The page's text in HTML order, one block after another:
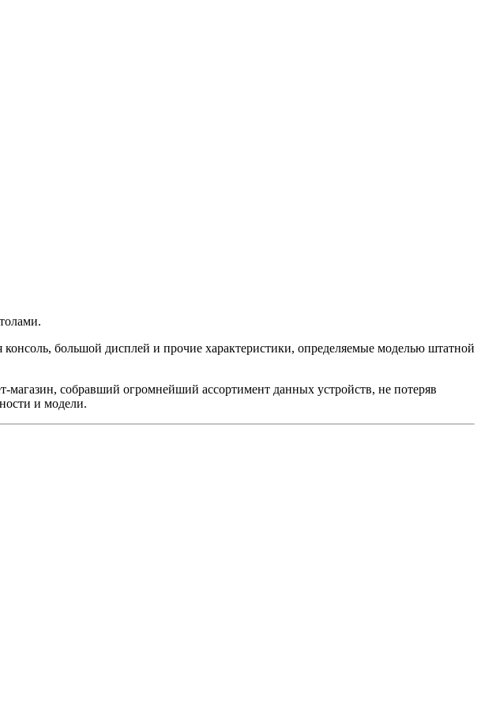
большой дисплей и прочие характеристики, определяемые моделью штатной
собравший огромнейший ассортимент данных устройств, не потеряв
и модели.